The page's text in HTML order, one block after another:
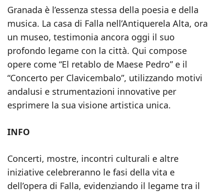
Granada è l’essenza stessa della poesia e della
musica. La casa di Falla nell’Antiquerela Alta, ora
un museo, testimonia ancora oggi il suo
profondo legame con la città. Qui compose
opere come “El retablo de Maese Pedro” e il
“Concerto per Clavicembalo”, utilizzando motivi
andalusi e strumentazioni innovative per
esprimere la sua visione artistica unica.
INFO
Concerti, mostre, incontri culturali e altre
iniziative celebreranno le fasi della vita e
dell’opera di Falla, evidenziando il legame tra il